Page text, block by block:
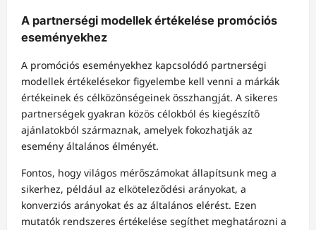
A partnerségi modellek értékelése promóciós
eseményekhez
A promóciós eseményekhez kapcsolódó partnerségi
modellek értékelésekor figyelembe kell venni a márkák
értékeinek és célközönségeinek összhangját. A sikeres
partnerségek gyakran közös célokból és kiegészítő
ajánlatokból származnak, amelyek fokozhatják az
esemény általános élményét.
Fontos, hogy világos mérőszámokat állapítsunk meg a
sikerhez, például az elköteleződési arányokat, a
konverziós arányokat és az általános elérést. Ezen
mutatók rendszeres értékelése segíthet meghatározni a